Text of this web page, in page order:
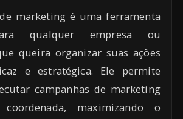
marketing é uma ferramenta
qualquer empresa ou
queira organizar suas ações
e estratégica. Ele permite
campanhas de marketing
maximizando o